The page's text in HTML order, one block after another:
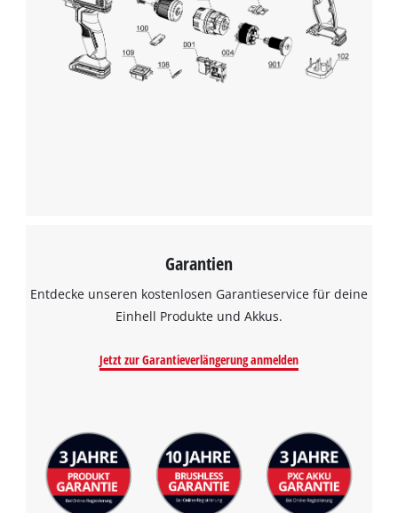
Garantien
Entdecke unseren kostenlosen Garantieservice für deine
Einhell Produkte und Akkus.
Jetzt zur Garantieverlängerung anmelden